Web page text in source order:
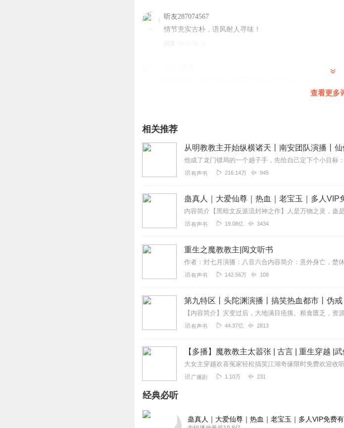
听友287074567
情节充实古朴，语风耐人寻味！
回复
唉，无法入耳，失望😞
2021-02-08
听友228106777
2021-01-09
查看更多
相关推荐
从明教教主开始纵横诸天丨南安团队演播丨仙
有声书 216.14万 945
蛊真人｜大爱仙尊｜热血｜老宝玉｜多人VIP
有声书 19.08亿 3434
重生之魔教教主|阅文听书
有声书 142.56万 108
第九特区丨头陀渊演播丨搞笑热血都市丨伪
有声书 44.37亿 2813
【多播】魔教教主太嚣张 | 古言 | 重生穿越 |
广播剧 1.10万 231
经典必听
蛊真人｜大爱仙尊｜热血｜老宝玉｜多人VIP免费